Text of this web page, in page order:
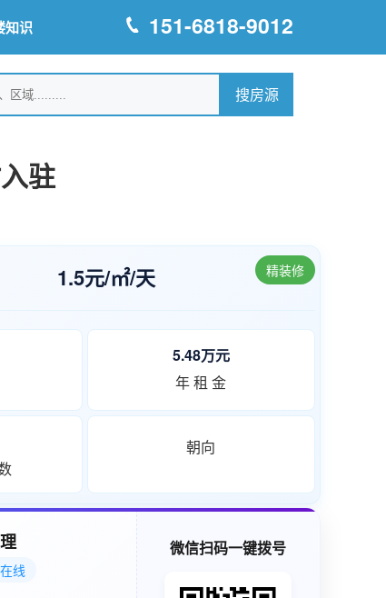
知识 151-6818-9012
驻
1.5元/㎡/天 精装修
5.48万元
年 租 金
朝向
线
微信扫码一键拨号